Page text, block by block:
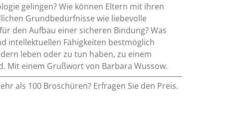
gelingen? Wie können Eltern mit ihren
Grundbedürfnisse wie liebevolle
den Aufbau einer sicheren Bindung? Was
intellektuellen Fähigkeiten bestmöglich
leben oder zu tun haben, zu einem
Mit einem Grußwort von Barbara Wussow.
als 100 Broschüren? Erfragen Sie den Preis.